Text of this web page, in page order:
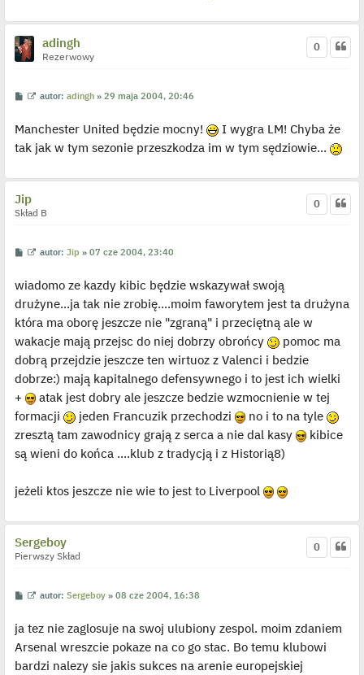
o
adingh
Rezerwowy
0
P
t
W
w
i
e
t
p
e
c
p
s
autor:adingh »29 maja 2004, 20:46
Manchester United będzie mocny!
I wygra LM! Chyba że
tak jak w tym sezonie przeszkodza im w tym sędziowie...
Jip
Skład B
0
P
t
W
w
e
l
o
j
e
d
n
z
y
p
o
autor:Jip »07 cze 2004, 23:40
wiadomo ze kazdy kibic będzie wskazywał swoją
drużyne...ja tak nie zrobię....moim faworytem jest ta drużyna
która ma oborę jeszcze nie "zgraną" i przeciętną ale w
wakacje mają przejsc do niej dobrzy obrońcy
pomoc ma
dobrą przejdzie jeszcze ten wirtuoz z Valenci i bedzie
dobrze:) mają kapitalnego defensywnego i to jest ich wielki
+
atak jest dobry ale jeszcze bedzie wzmocnienie w tej
formacji
jeden Francuzik przechodzi
no i to na tyle
zresztą tam zawodnicy grają z serca a nie dal kasy
kibice
są wieni do końca ....klub z tradycją i z Historią8)
jeżeli ktos jeszcze nie wie to jest to Liverpool
Sergeboy
Pierwszy Skład
0
P
W
w
e
l
autor:Sergeboy »08 cze 2004, 16:38
ja tez nie zaglosuje na swoj ulubiony zespol. moim zdaniem
Arsenal wreszcie pokaze na co go stac. Bo temu klubowi
bardzi nalezy sie jakis sukces na arenie europejskiej